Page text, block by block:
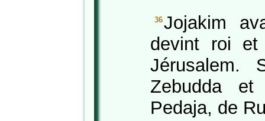
36Jojakim
devint roi
Jérusalem.
Zebudda
Pedaja, de